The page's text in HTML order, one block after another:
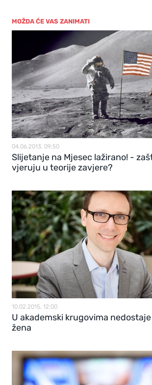
MOŽDA ĆE VAS ZANIMATI
04.06.2013, 09:50
Slijetanje na Mjesec lažirano! -
vjeruju u teorije zavjere?
10.02.2015, 12:00
U akademski krugovima
žena